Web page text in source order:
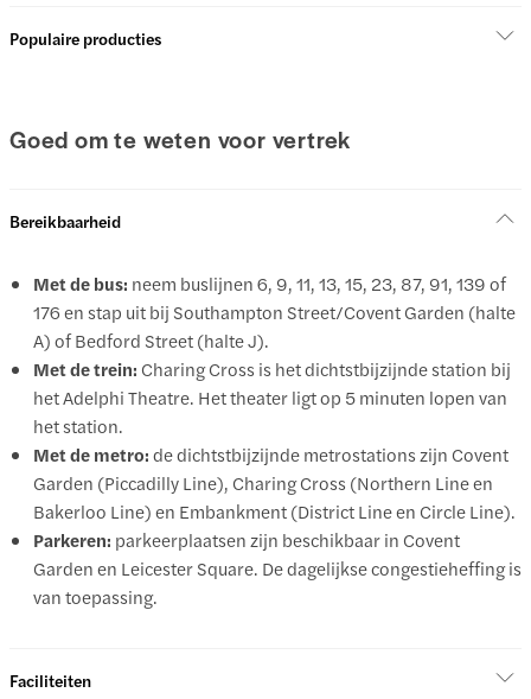
Populaire producties
Goed om te weten voor vertrek
Bereikbaarheid
Met de bus: neem buslijnen 6, 9, 11, 13, 15, 23, 87, 91, 139 of
176 en stap uit bij Southampton Street/Covent Garden (halte
A) of Bedford Street (halte J).
Met de trein: Charing Cross is het dichtstbijzijnde station bij
het Adelphi Theatre. Het theater ligt op 5 minuten lopen van
het station.
Met de metro:de dichtstbijzijnde metrostations zijn Covent
Garden (Piccadilly Line), Charing Cross (Northern Line en
Bakerloo Line) en Embankment (District Line en Circle Line).
Parkeren: parkeerplaatsen zijn beschikbaar in Covent
Garden en Leicester Square. De dagelijkse congestieheffing is
van toepassing.
Faciliteiten